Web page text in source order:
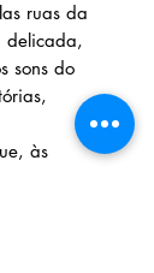
ruas da
delicada,
sons do
às
o coração